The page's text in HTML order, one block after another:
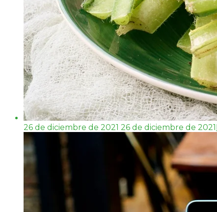
26 de diciembre de 2021 26 de diciembre de 2021